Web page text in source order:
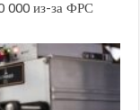
000 из-за ФРС